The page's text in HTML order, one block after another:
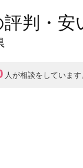
判・
人が相談をしています。